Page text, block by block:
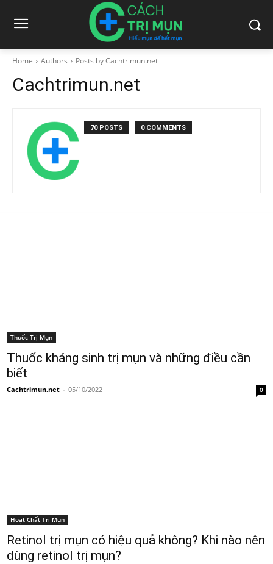
Home Authors Posts by Cachtrimun.net
Cachtrimun.net
70 POSTS 0 COMMENTS
Thuốc Trị Mụn
Thuốc kháng sinh trị mụn và những điều cần
biết
Cachtrimun.net - 05/10/2022 0
Hoạt Chất Trị Mụn
Retinol trị mụn có hiệu quả không? Khi nào nên
dùng retinol trị mụn?